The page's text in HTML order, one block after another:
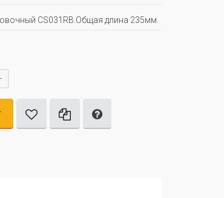
CS031RB.Общая длина 235мм.
-